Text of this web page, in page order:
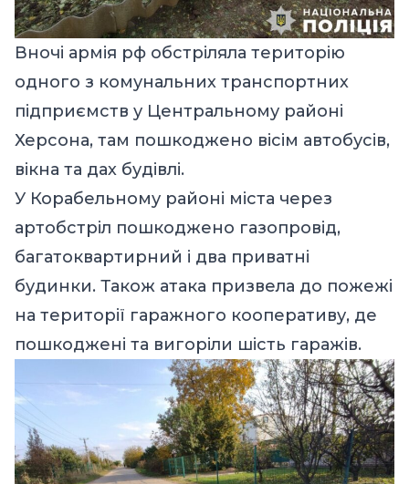
Вночі армія рф обстріляла територію
одного з комунальних транспортних
підприємств у Центральному районі
Херсона, там пошкоджено вісім автобусів,
вікна та дах будівлі.
У Корабельному районі міста через
артобстріл пошкоджено газопровід,
багатоквартирний і два приватні
будинки. Також атака призвела до пожежі
на території гаражного кооперативу, де
пошкоджені та вигоріли шість гаражів.